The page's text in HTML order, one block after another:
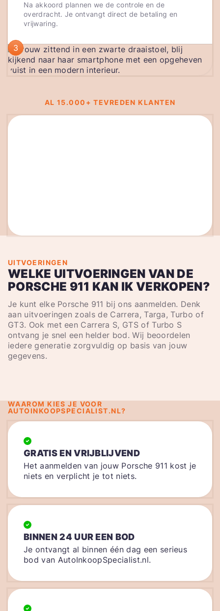
Na akkoord plannen we de controle en de
overdracht. Je ontvangt direct de betaling en
vrijwaring.
3
AL 15.000+ TEVREDEN KLANTEN
UITVOERINGEN
WELKE UITVOERINGEN VAN DE
PORSCHE 911 KAN IK VERKOPEN?
Je kunt elke Porsche 911 bij ons aanmelden. Denk
aan uitvoeringen zoals de Carrera, Targa, Turbo of
GT3. Ook met een Carrera S, GTS of Turbo S
ontvang je snel een helder bod. Wij beoordelen
iedere generatie zorgvuldig op basis van jouw
gegevens.
WAAROM KIES JE VOOR
AUTOINKOOPSPECIALIST.NL?
GRATIS EN VRIJBLIJVEND
Het aanmelden van jouw Porsche 911 kost je
niets en verplicht je tot niets.
BINNEN 24 UUR EEN BOD
Je ontvangt al binnen één dag een serieus
bod van AutoInkoopSpecialist.nl.